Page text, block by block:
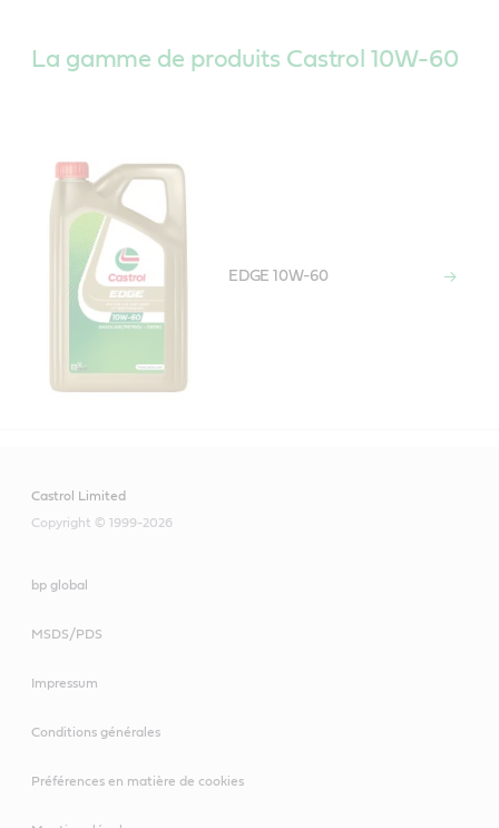
La gamme de produits Castrol 10W-60
EDGE 10W-60
Castrol Limited
Copyright © 1999-2026
bp global
MSDS/PDS
Impressum
Conditions générales
Préférences en matière de cookies